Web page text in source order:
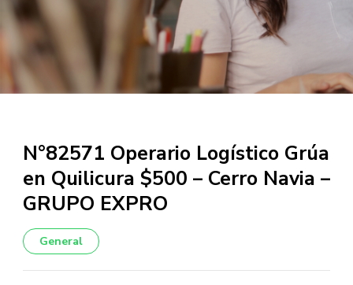
N°82571 Operario Logístico Grúa
en Quilicura $500 – Cerro Navia –
GRUPO EXPRO
General